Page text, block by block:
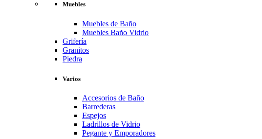
Muebles
Muebles de Baño
Muebles Baño Vidrio
Grifería
Granitos
Piedra
Varios
Accesorios de Baño
Barrederas
Espejos
Ladrillos de Vidrio
Pegante y Emporadores